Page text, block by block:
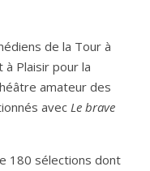
de la Tour à
à Plaisir pour la
amateur des
avec Le brave
180 sélections dont